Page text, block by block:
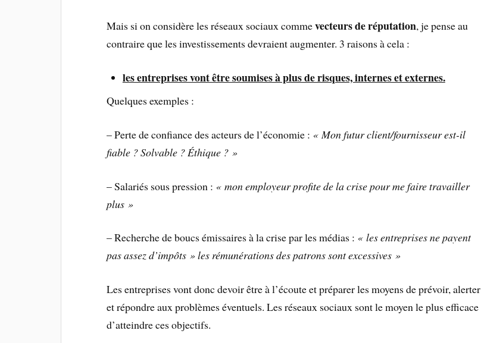
Mais si on considère les réseaux sociaux commevecteurs de réputation, je pense au
contraire que les investissements devraient augmenter. 3 raisons à cela :
les entreprises vont être soumises à plus de risques, internes et externes.
Quelques exemples :
–Perte de confiance des acteurs de l’économie : « Mon futur client/fournisseur est-il
fiable ? Solvable ? Éthique ? »
–Salariés sous pression : « mon employeur profite de la crise pour me faire travailler
plus »
– Recherche de boucs émissaires à la crise par les médias : « les entreprises ne payent
pas assez d’impôts » les rémunérations des patrons sont excessives »
Les entreprises vont donc devoir être à l’écoute et préparer les moyens de prévoir, alerter
et répondre aux problèmes éventuels. Les réseaux sociaux sont le moyen le plus efficace
d’atteindre ces objectifs.